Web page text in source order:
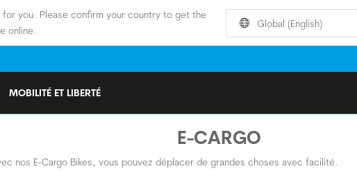
you. Please confirm your country to get the
online.
Global (English)
MOBILITÉ ET LIBERTÉ
E-CARGO
nos E-Cargo Bikes, vous pouvez déplacer de grandes choses avec facilité.